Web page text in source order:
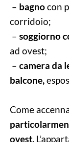
– bagnocon
corridoio;
– soggiorno
ad ovest;
– camera da
balcone,
Come
ovest.